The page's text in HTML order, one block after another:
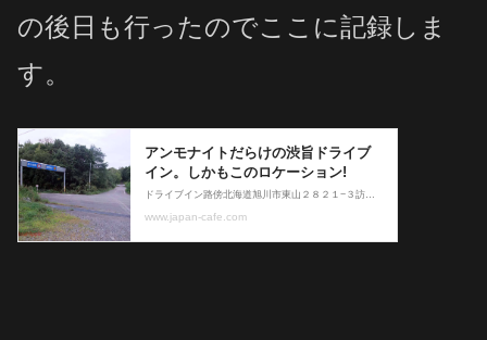
の後日も行ったのでここに記録しま
す。